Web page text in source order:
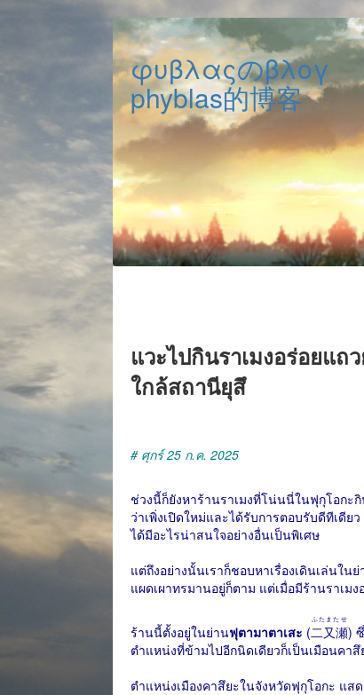
φυβλαςのβλογ
phyblas的博客
แวะไปกินราเมงอร่อยแ
ใกล้สถานียุสึ
# ศุกร์ 25 ก.ค. 2025
ช่วงนี้ก็ยังหาร้านราเมงที่โน่นนี่ในฟุกุโอกะ
ว่าเพิ่งเปิดใหม่และได้รับการตอบรับดีทีเดี
ได้มีอะไรน่าสนใจอย่างอื่นเป็นพิเศษ
แต่ถึงอย่างนั้นเราก็ชอบหาเรื่องเดินเล่นใ
แผดเผาทรมานอยู่ก็ตาม แต่เมื่อมีร้านราเมง
ร้านนี้ตั้งอยู่ในย่านฟุตามาตาเสะ (二又瀬
ふたまたせ
)
ตำแหน่งที่ข้ามไปอีกนิดเดียวก็เป็นเมือนคาสึ
ตำแหน่งเมืองคาสึยะในจังหวัดฟุกุโอกะ แส